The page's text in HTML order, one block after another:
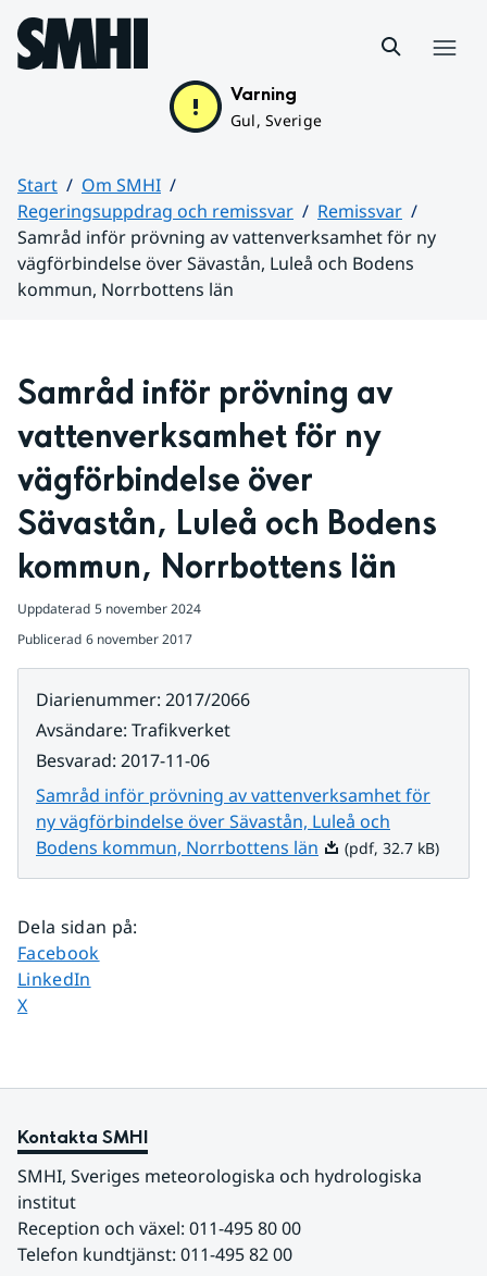
Hoppa till sidans innehåll
Varning
Gul, Sverige
Start
Om SMHI
Regeringsuppdrag och remissvar
Remissvar
Samråd inför prövning av vattenverksamhet för ny
vägförbindelse över Sävastån, Luleå och Bodens
kommun, Norrbottens län
Samråd inför prövning av
vattenverksamhet för ny
vägförbindelse över
Sävastån, Luleå och Bodens
kommun, Norrbottens län
Uppdaterad 5 november 2024
Publicerad 6 november 2017
Diarienummer: 2017/2066
Avsändare: Trafikverket
Besvarad: 2017-11-06
Samråd inför prövning av vattenverksamhet för
ny vägförbindelse över Sävastån, Luleå och
Bodens kommun, Norrbottens län Pdf, 32.7 kB.
(pdf, 32.7 kB)
Dela sidan på:
Dela sidan på
Facebook
Dela sidan på
LinkedIn
Dela sidan på
X
Kontakta SMHI
SMHI, Sveriges meteorologiska och hydrologiska
institut
Reception och växel: 011-495 80 00
Telefon kundtjänst: 011-495 82 00